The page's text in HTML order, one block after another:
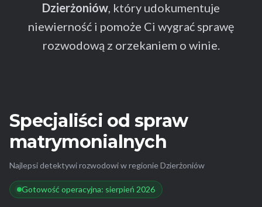
Dzierżoniów, który udokumentuje
niewierność i pomoże Ci wygrać sprawę
rozwodową z orzekaniem o winie.
Specjaliści od spraw
matrymonialnych
Najlepsi detektywi rozwodowi w regionie Dzierżoniów
Gotowość operacyjna: sierpień 2026